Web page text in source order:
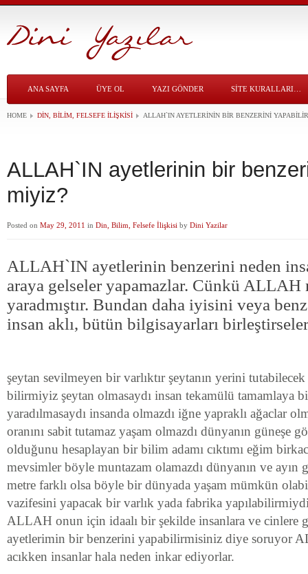
ANA SAYFA ÜYE OL YAZI GÖNDER SITE KURALLARI…
HOME DIN, BILIM, FELSEFE İLIŞKISI ALLAH`IN AYETLERININ BIR BENZERINI
ALLAH`IN ayetlerinin bir
miyiz?
Posted on May 29, 2011 in Din, Bilim, Felsefe İlişkisi by Dini Yazilar
ALLAH`IN ayetlerinin benzerini neden
araya gelseler yapamazlar. Cünkü ALLAH
yaradmıştır. Bundan daha iyisini veya
insan aklı, bütün bilgisayarları
şeytan sevilmeyen bir varlıktır şeytanın yerini
bilirmiyiz şeytan olmasaydı insan tekamülü tamamlaya
yaradılmasaydı insanda olmazdı iğne yapraklı ağaclar
oranını sabit tutamaz yaşam olmazdı dünyanın güneşe
olduğunu hesaplayan bir bilim adamı cıktımı eğim
mevsimler böyle muntazam olamazdı dünyanın ve ayın
metre farklı olsa böyle bir dünyada yaşam mümkün
vazifesini yapacak bir varlık yada fabrika
ALLAH onun için idaalı bir şekilde insanlara ve cinlere
ayetlerimin bir benzerini yapabilirmisiniz diye soruyor
acıkken insanlar hala neden inkar ediyorlar.